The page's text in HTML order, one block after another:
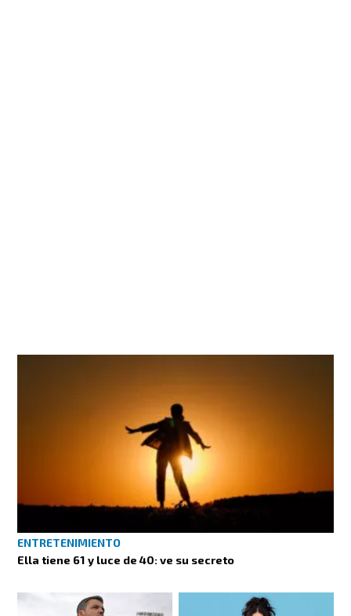
ENTRETENIMIENTO
Ella tiene 61 y luce de 40: ve su secreto